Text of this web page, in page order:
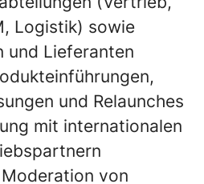
Logistik) sowie
und Lieferanten
und Relaunches
mit internationalen
von